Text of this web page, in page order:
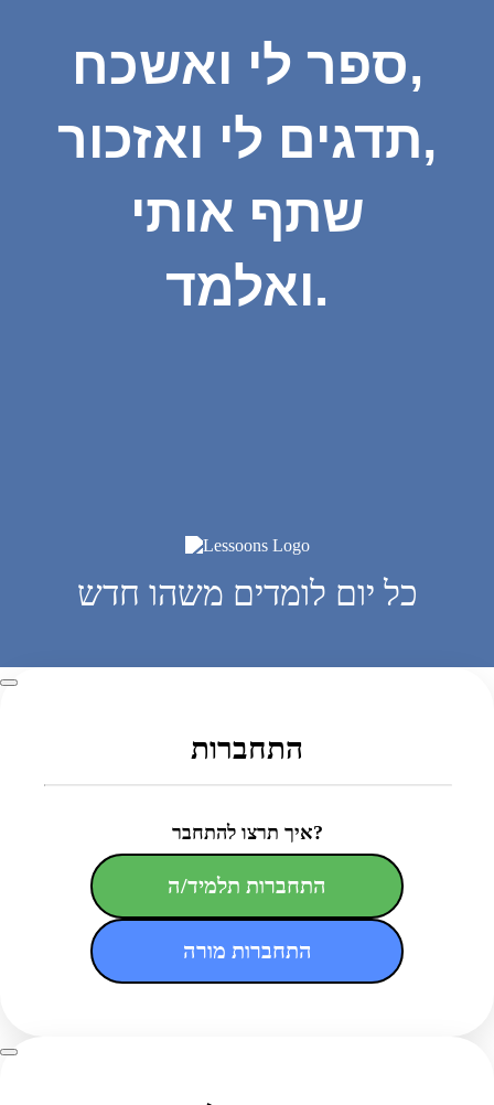
ספר לי ואשכח,
תדגים לי ואזכור,
שתף אותי
ואלמד.
כל יום לומדים משהו חדש
התחברות
איך תרצו להתחבר?
התחברות תלמיד/ה
התחברות מורה